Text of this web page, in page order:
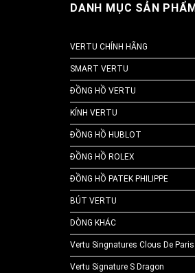
DANH MỤC SẢN
VERTU CHÍNH HÃNG
SMART VERTU
ĐỒNG HỒ VERTU
KÍNH VERTU
ĐỒNG HỒ HUBLOT
ĐỒNG HỒ ROLEX
ĐỒNG HỒ PATEK PHILIPPE
BÚT VERTU
DÒNG KHÁC
Vertu Singnatures Clous De Paris
Vertu Signature S Dragon